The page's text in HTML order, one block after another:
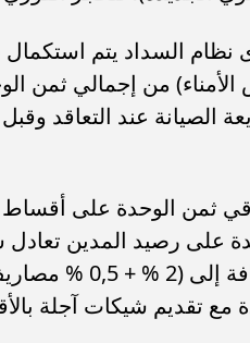
من إجمالي ثمن
على رصيد المدين
مع تقديم شيكات آجلة